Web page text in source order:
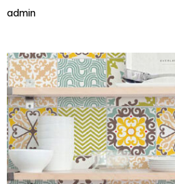
admin